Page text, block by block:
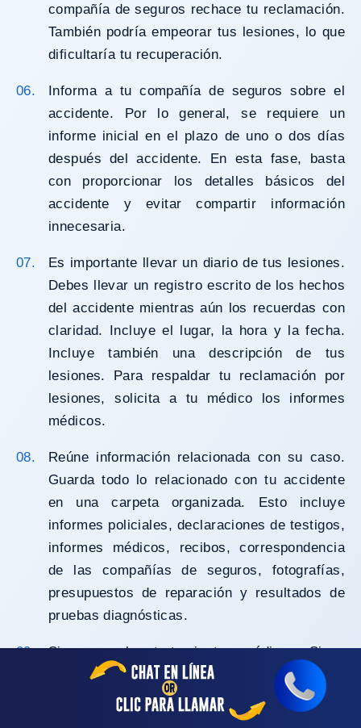
compañía de seguros rechace tu reclamación.
También podría empeorar tus lesiones, lo que
dificultaría tu recuperación.
Informa a tu compañía de seguros sobre el
accidente. Por lo general, se requiere un
informe inicial en el plazo de uno o dos días
después del accidente. En esta fase, basta
con proporcionar los detalles básicos del
accidente y evitar compartir información
innecesaria.
Es importante llevar un diario de tus lesiones.
Debes llevar un registro escrito de los hechos
del accidente mientras aún los recuerdas con
claridad. Incluye el lugar, la hora y la fecha.
Incluye también una descripción de tus
lesiones. Para respaldar tu reclamación por
lesiones, solicita a tu médico los informes
médicos.
Reúne información relacionada con su caso.
Guarda todo lo relacionado con tu accidente
en una carpeta organizada. Esto incluye
informes policiales, declaraciones de testigos,
informes médicos, recibos, correspondencia
de las compañías de seguros, fotografías,
presupuestos de reparación y resultados de
pruebas diagnósticas.
Sigue con los tratamientos médicos. Sigue
con los tratamientos médicos, las terapias y
las citas según las indicaciones de tu médico.
Dejar de recibir atención médica podría dar a